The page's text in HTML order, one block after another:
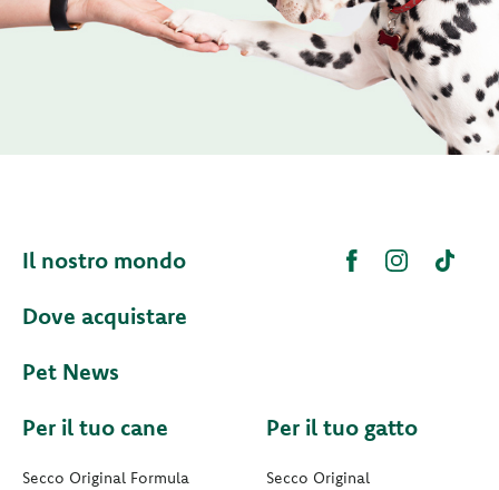
Il nostro mondo
Dove acquistare
Pet News
Per il tuo cane
Secco Original Formula
Per il tuo gatto
Secco Original